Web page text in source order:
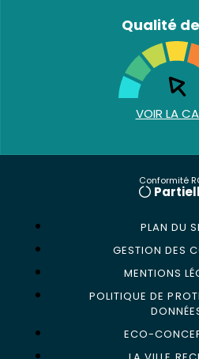
Qualité
VOIR LA
Conformité
PLAN DU
GESTION DES
MENTIONS
POLITIQUE DE
ECO-